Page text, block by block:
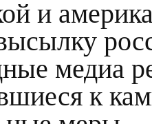
и
медиа
к